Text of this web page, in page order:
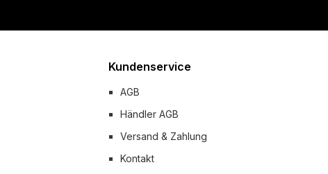
Kundenservice
AGB
Händler AGB
Versand & Zahlung
Kontakt